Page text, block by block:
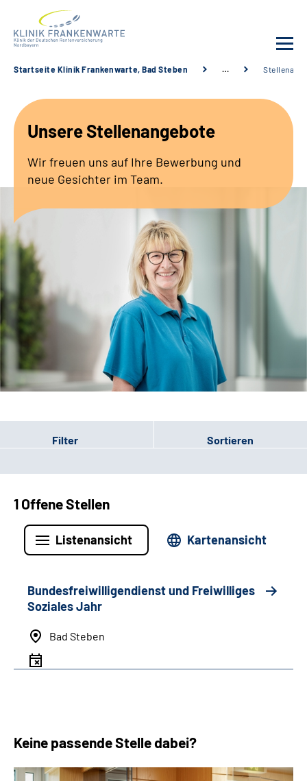
Leistungsangebot
Fachbereiche
Service
Karriere
Suche
Leichte Sprache
Gebärdensprache
Patienten-Login
Startseite Klinik Frankenwarte, Bad Steben …
Unsere Stellenangebote
Wir freuen uns auf Ihre Bewerbung und
neue Gesichter im Team.
Filter Sortieren
1 Offene Stellen
Listenansicht Kartenansicht
Bundesfreiwilligendienst und Freiwilliges
Soziales Jahr
Bad Steben
Keine passende Stelle dabei?